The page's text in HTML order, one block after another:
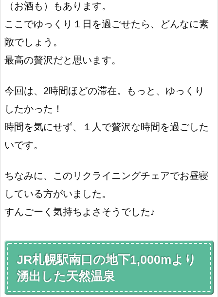
（お酒も）もあります。
ここでゆっくり１日を過ごせたら、どんなに素
敵でしょう。
最高の贅沢だと思います。
今回は、2時間ほどの滞在。もっと、ゆっくり
したかった！
時間を気にせず、１人で贅沢な時間を過ごした
いです。
ちなみに、このリクライニングチェアでお昼寝
している方がいました。
すんごーく気持ちよさそうでした♪
JR札幌駅南口の地下1,000mより
湧出した天然温泉